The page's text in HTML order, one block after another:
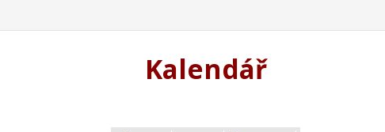
Kalendář